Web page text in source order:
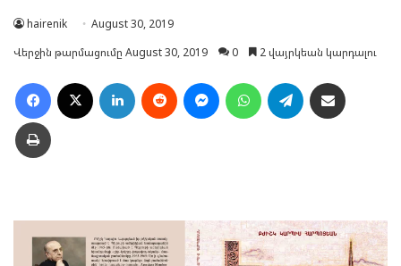
hairenik
August 30, 2019
Վերջին թարմացումը August 30, 2019
0 2 վայրկեան կարդալու
Facebook LinkedIn Reddit MessengerWhatsAppTelegram
Տպել